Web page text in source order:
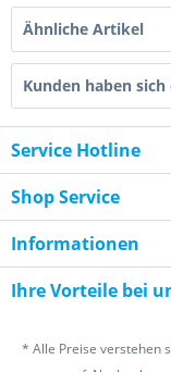
Ähnliche Artikel
Kunden haben
Service Hotline
Shop Service
Informationen
Ihre Vorteile bei
* Alle Preise verstehen